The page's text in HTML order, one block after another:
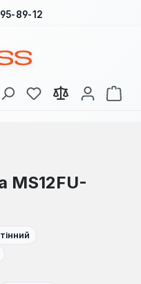
89-12
У вас є 0 у списку
MS12FU-